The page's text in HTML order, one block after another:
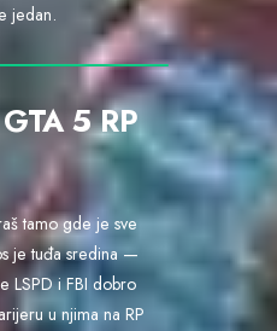
jedan.
5 RP
tamo gde je sve
je tuđa sredina —
LSPD i FBI dobro
u njima na RP